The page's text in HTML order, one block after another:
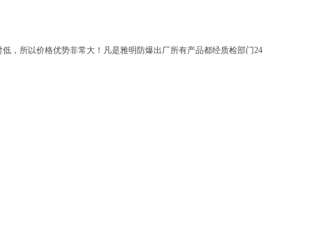
，所以价格优势非常大！凡是雅明防爆出厂所有产品都经质检部门24